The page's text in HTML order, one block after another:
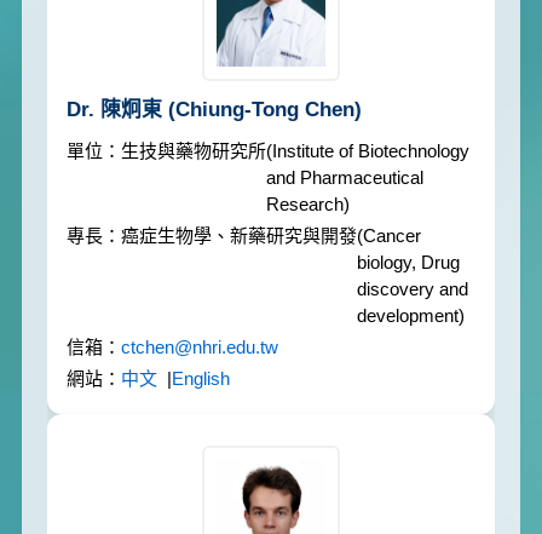
Dr. 陳炯東 (Chiung-Tong Chen)
生技與藥物研究所(Institute of Biotechnology
and Pharmaceutical
Research)
癌症生物學、新藥研究與開發(Cancer
biology, Drug
discovery and
development)
ctchen@nhri.edu.tw
中文 |English